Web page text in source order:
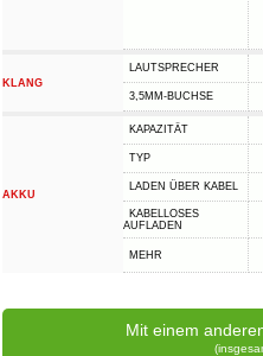
KLANG
LAUTSPRECHER
3,5MM-BUCHSE
AKKU
KAPAZITÄT
TYP
LADEN ÜBER KABEL
KABELLOSES
AUFLADEN
MEHR
Mit einem